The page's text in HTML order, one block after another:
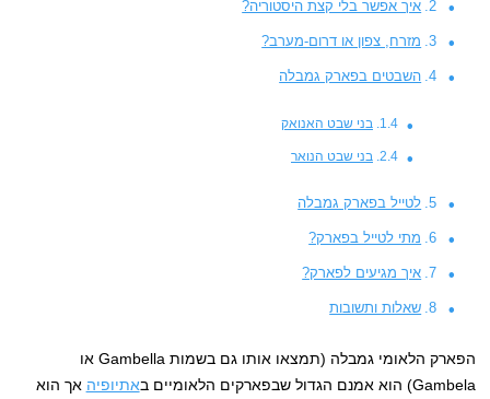
איך אפשר בלי קצת היסטוריה?
מזרח, צפון או דרום-מערב?
השבטים בפארק גמבלה
בני שבט האנואק
בני שבט הנואר
לטייל בפארק גמבלה
מתי לטייל בפארק?
איך מגיעים לפארק?
שאלות ותשובות
הפארק הלאומי גמבלה (תמצאו אותו גם בשמות Gambella או
Gambela) הוא אמנם הגדול שבפארקים הלאומיים ב
אתיופיה אך הוא